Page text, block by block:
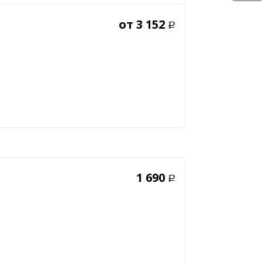
от 3 152 Р
1 690 Р